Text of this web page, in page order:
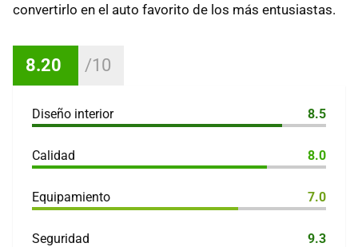
convertirlo en el auto favorito de los más entusiastas.
8.20
Diseño interior 8.5
Calidad 8.0
Equipamiento 7.0
Seguridad 9.3